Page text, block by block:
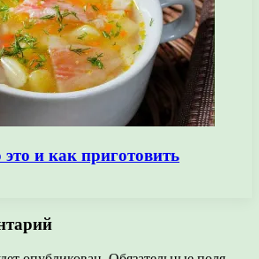
и как приготовить